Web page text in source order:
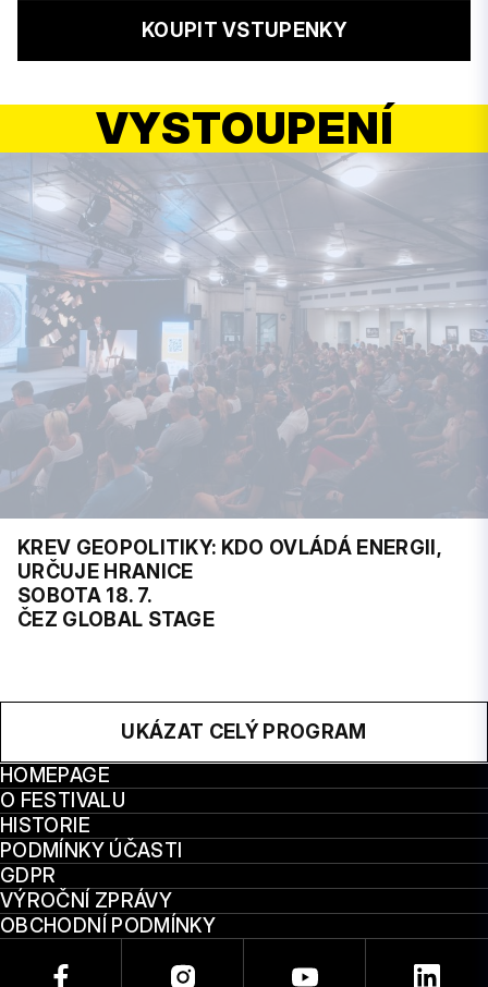
KOUPIT VSTUPENKY
VYSTOUPENÍ
KREV GEOPOLITIKY: KDO OVLÁDÁ ENERGII,
URČUJE HRANICE
SOBOTA 18. 7.
ČEZ GLOBAL STAGE
UKÁZAT CELÝ PROGRAM
HOMEPAGE
O FESTIVALU
HISTORIE
PODMÍNKY ÚČASTI
GDPR
VÝROČNÍ ZPRÁVY
OBCHODNÍ PODMÍNKY